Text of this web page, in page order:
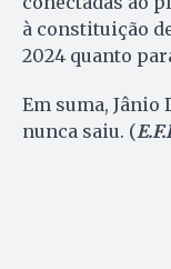
à constituição
2024 quanto
Em suma, Jânio
nunca saiu. (